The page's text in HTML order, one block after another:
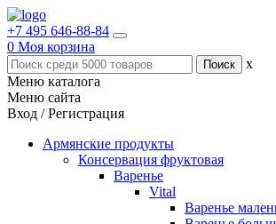
+7 495 646-88-84
0 Моя корзина
x
Меню каталога
Меню сайта
Вход / Регистрация
Армянские продукты
Консервация фруктовая
Варенье
Vital
Варенье